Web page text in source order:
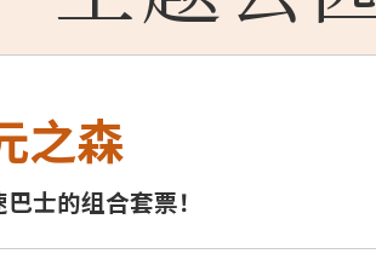
之森
士的组合套票！